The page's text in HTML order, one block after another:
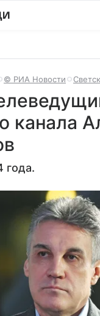
© РИА Новости
канала
года.